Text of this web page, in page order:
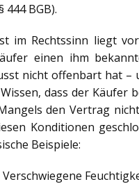
444 BGB).
im Rechtssinn liegt
einen ihm
nicht offenbart hat –
dass der Käufer
den Vertrag
Konditionen
Beispiele:
Verschwiegene